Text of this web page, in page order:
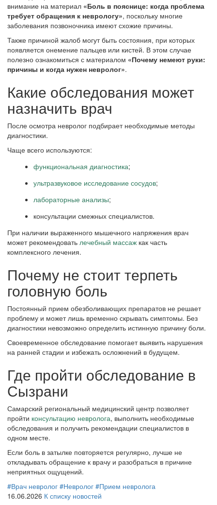
внимание на материал «Боль в пояснице: когда проблема
требует обращения к неврологу», поскольку многие
заболевания позвоночника имеют схожие причины.
Также причиной жалоб могут быть состояния, при которых
появляется онемение пальцев или кистей. В этом случае
полезно ознакомиться с материалом «Почему немеют руки:
причины и когда нужен невролог».
Какие обследования может
назначить врач
После осмотра невролог подбирает необходимые методы
диагностики.
Чаще всего используются:
функциональная диагностика;
ультразвуковое исследование сосудов;
лабораторные анализы;
консультации смежных специалистов.
При наличии выраженного мышечного напряжения врач
может рекомендовать лечебный массаж как часть
комплексного лечения.
Почему не стоит терпеть
головную боль
Постоянный прием обезболивающих препаратов не решает
проблему и может лишь временно скрывать симптомы. Без
диагностики невозможно определить истинную причину боли.
Своевременное обследование помогает выявить нарушения
на ранней стадии и избежать осложнений в будущем.
Где пройти обследование в
Сызрани
Самарский региональный медицинский центр позволяет
пройти консультацию невролога, выполнить необходимые
обследования и получить рекомендации специалистов в
одном месте.
Если боль в затылке повторяется регулярно, лучше не
откладывать обращение к врачу и разобраться в причине
неприятных ощущений.
#Врач невролог #Невролог #Прием невролога
16.06.2026 К списку новостей